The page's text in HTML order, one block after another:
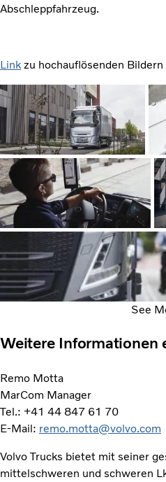
Abschleppfahrzeug.
Link zu hochauflösenden Bildern
See
Weitere Informationen
Remo Motta
MarCom Manager
Tel.: +41 44 847 61 70
E-Mail: remo.motta@volvo.com
Volvo Trucks bietet mit seiner
mittelschweren und schweren